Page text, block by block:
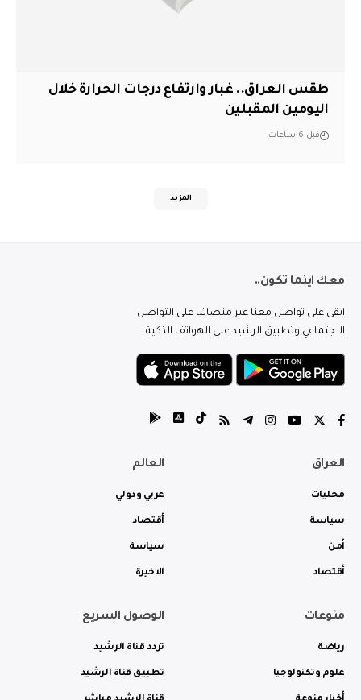
طقس العراق.. غبار وارتفاع درجات الحرارة خلال
اليومين المقبلين
قبل 6 ساعات
المزيد
معك اينما تكون..
ابقى على تواصل معنا عبر منصاتنا على التواصل
الاجتماعي وتطبيق الرشيد على الهواتف الذكية.
العراق
محليات
سياسة
أمن
أقتصاد
العالم
عربي ودولي
أقتصاد
سياسة
الاخيرة
منوعات
رياضة
علوم وتكنولوجيا
الوصول السريع
تردد قناة الرشيد
تطبيق قناة الرشيد